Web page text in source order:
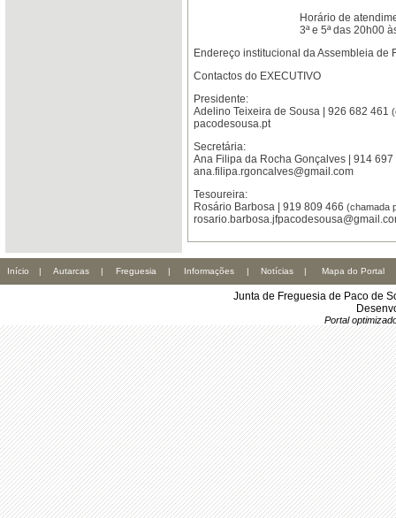
Horário de
3ª e 5ª das 20h00
Endereço institucional da Assembleia
Contactos do EXECUTIVO
Presidente:
Adelino Teixeira de Sousa | 926 682 461
pacodesousa.pt
Secretária:
Ana Filipa da Rocha Gonçalves | 914
ana.filipa.rgoncalves@gmail.com
Tesoureira:
Rosário Barbosa | 919 809 466 (chamada
Início | Autarcas | Freguesia | Informações | Notícias | Mapa do Portal
Junta de Freguesia de Paco de
Portal